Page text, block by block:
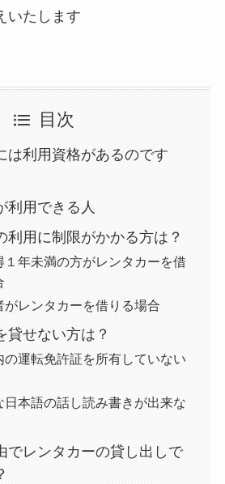
いたします
目次
は利用資格があるのです
利用できる人
利用に制限がかかる方は？
１年未満の方がレンタカーを借
がレンタカーを借りる場合
貸せない方は？
の運転免許証を所有していない
日本語の話し読み書きが出来な
でレンタカーの貸し出しで